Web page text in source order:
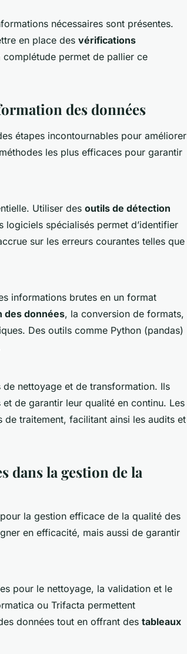
nécessaires sont présentes.
en place des vérifications
permet de pallier ce
des données
étapes incontournables pour améliorer
les plus efficaces pour garantir
Utiliser des outils de détection
spécialisés permet d’identifier
sur les erreurs courantes telles que
informations brutes en un format
des données, la conversion de formats,
Des outils comme Python (pandas)
nettoyage et de transformation. Ils
et de garantir leur qualité en continu. Les
traitement, facilitant ainsi les audits et
dans la gestion de la
la gestion efficace de la qualité des
en efficacité, mais aussi de garantir
pour le nettoyage, la validation et le
ou Trifacta permettent
données tout en offrant des tableaux